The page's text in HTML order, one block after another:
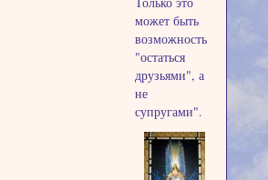
может быть
возможность
"остаться
друзьями", а
не
супругами".